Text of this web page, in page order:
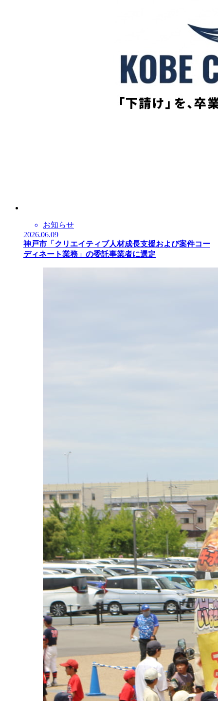
お知らせ
2026.06.09
神戸市「クリエイティブ人材成長支援および案件コー
ディネート業務」の委託事業者に選定